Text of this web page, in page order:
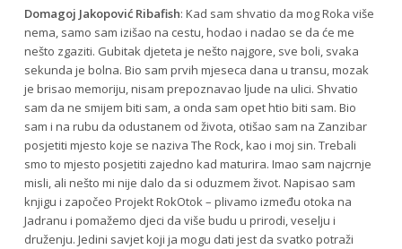
Domagoj Jakopović Ribafish: Kad sam shvatio da mog Roka više
nema, samo sam izišao na cestu, hodao i nadao se da će me
nešto zgaziti. Gubitak djeteta je nešto najgore, sve boli, svaka
sekunda je bolna. Bio sam prvih mjeseca dana u transu, mozak
je brisao memoriju, nisam prepoznavao ljude na ulici. Shvatio
sam da ne smijem biti sam, a onda sam opet htio biti sam. Bio
sam i na rubu da odustanem od života, otišao sam na Zanzibar
posjetiti mjesto koje se naziva The Rock, kao i moj sin. Trebali
smo to mjesto posjetiti zajedno kad maturira. Imao sam najcrnje
misli, ali nešto mi nije dalo da si oduzmem život. Napisao sam
knjigu i započeo Projekt RokOtok – plivamo između otoka na
Jadranu i pomažemo djeci da više budu u prirodi, veselju i
druženju. Jedini savjet koji ja mogu dati jest da svatko potraži